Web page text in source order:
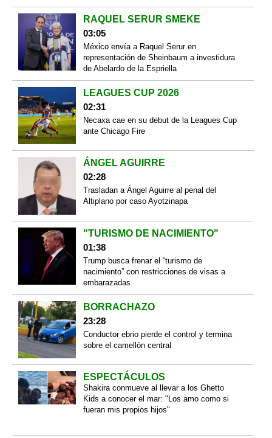
RAQUEL SERUR SMEKE
03:05
México envía a Raquel Serur en
representación de Sheinbaum a investidura
de Abelardo de la Espriella
LEAGUES CUP 2026
02:31
Necaxa cae en su debut de la Leagues Cup
ante Chicago Fire
ÁNGEL AGUIRRE
02:28
Trasladan a Ángel Aguirre al penal del
Altiplano por caso Ayotzinapa
"TURISMO DE NACIMIENTO"
01:38
Trump busca frenar el “turismo de
nacimiento” con restricciones de visas a
embarazadas
BORRACHAZO
23:28
Conductor ebrio pierde el control y termina
sobre el camellón central
ESPECTÁCULOS
Shakira conmueve al llevar a los Ghetto
Kids a conocer el mar: "Los amo como si
fueran mis propios hijos"